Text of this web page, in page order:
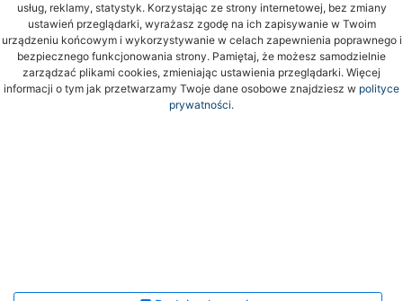
usług, reklamy, statystyk. Korzystając ze strony internetowej, bez zmiany
ustawień przeglądarki, wyrażasz zgodę na ich zapisywanie w Twoim
urządzeniu końcowym i wykorzystywanie w celach zapewnienia poprawnego i
bezpiecznego funkcjonowania strony. Pamiętaj, że możesz samodzielnie
zarządzać plikami cookies, zmieniając ustawienia przeglądarki. Więcej
informacji o tym jak przetwarzamy Twoje dane osobowe znajdziesz w polityce
prywatności.